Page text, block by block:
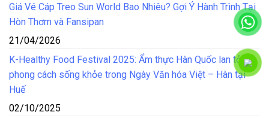
Giá Vé Cáp Treo Sun World Bao Nhiêu? Gợi Ý Hành Trình Tại
Hòn Thơm và Fansipan
21/04/2026
K-Healthy Food Festival 2025: Ẩm thực Hàn Quốc lan tỏa
phong cách sống khỏe trong Ngày Văn hóa Việt – Hàn tại
Huế
02/10/2025